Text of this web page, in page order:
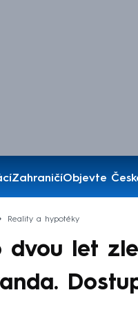
ZahraničíObjevte
Reality a hypotéky
dvou let